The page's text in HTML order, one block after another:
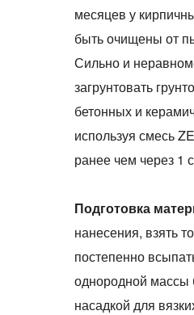
месяцев у
быть очищены от
Сильно и
загрунтовать
бетонных и
используя смесь
ранее чем через 1
Подготовка
нанесения, взять
постепенно
однородной массы
насадкой для